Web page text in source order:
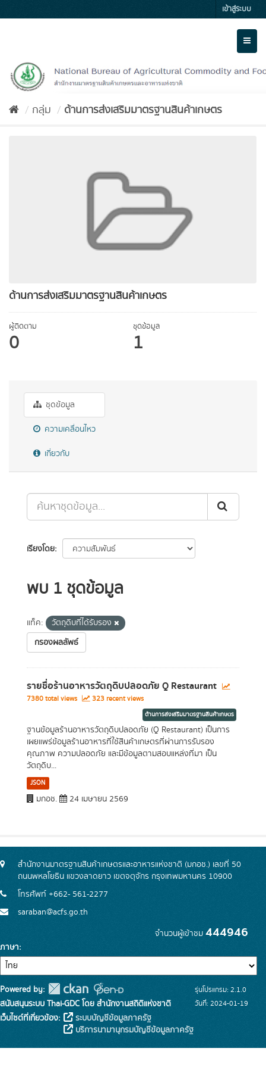
to
เข้าสู่ระบบ
กลุ่ม ด้านการส่งเสริมมาตรฐานสินค้าเกษตร
ด้านการส่งเสริมมาตรฐานสินค้าเกษตร
ผู้ติดตาม
0
ชุดข้อมูล
1
ชุดข้อมูล
ความเคลื่อนไหว
เกี่ยวกับ
เรียงโดย
พบ 1 ชุดข้อมูล
แท็ค:
วัตถุดิบที่ได้รับรอง
กรองผลลัพธ์
รายชื่อร้านอาหารวัตถุดิบปลอดภัย Q Restaurant
7380 total views 323 recent views
ด้านการส่งเสริมมาตรฐานสินค้าเกษตร
ฐานข้อมูลร้านอาหารวัตถุดิบปลอดภัย (Q Restaurant) เป็นการ
เผยแพร่ข้อมูลร้านอาหารที่ใช้สินค้าเกษตรที่ผ่านการรับรอง
คุณภาพ ความปลอดภัย และมีข้อมูลตามสอบแหล่งที่มา เป็น
วัตถุดิบ...
JSON
มกอช. 24 เมษายน 2569
สำนักงานมาตรฐานสินค้าเกษตรและอาหารแห่งชาติ (มกอช.) เลขที่ 50
ถนนพหลโยธิน แขวงลาดยาว เขตจตุจักร กรุงเทพมหานคร 10900
โทรศัพท์ +662- 561-2277
saraban@acfs.go.th
จำนวนผู้เข้าชม 444946
ภาษา
Powered by:
สนับสนุนระบบ Thai-GDC โดย สำนักงานสถิติแห่งชาติ
เว็บไซต์ที่เกี่ยวข้อง:
ระบบบัญชีข้อมูลภาครัฐ
บริการนามานุกรมบัญชีข้อมูลภาครัฐ
รุ่นโปรแกรม: 2.1.0
วันที่: 2024-01-19